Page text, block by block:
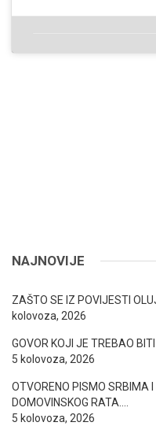
NAJNOVIJE
ZAŠTO SE IZ POVIJESTI
kolovoza, 2026
GOVOR KOJI JE TREBAO
5 kolovoza, 2026
OTVORENO PISMO SRBIMA
DOMOVINSKOG RATA….
5 kolovoza, 2026